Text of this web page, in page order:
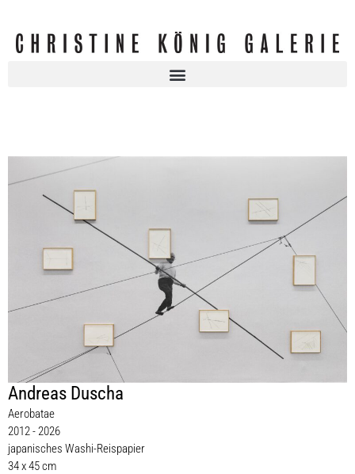
Andreas Duscha
Aerobatae
2012 - 2026
japanisches Washi-Reispapier
34 x 45 cm